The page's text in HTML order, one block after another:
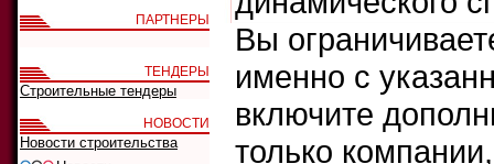
Вы
именно с
включите
только
ПАРТНЕРЫ
ТЕНДЕРЫ
Строительные тендеры
НОВОСТИ
Новости строительства